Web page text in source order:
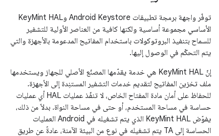
توفّر واجهة برمجة تطبيقات Android Keystore وKeyMint HAL
الأساسي مجموعة أساسية ولكنها كافية من العناصر الأولية للتشفير
للسماح بتنفيذ البروتوكولات باستخدام المفاتيح المدعومة بالأجهزة والتي
يتم التحكّم في الوصول إليها.
إنّ KeyMint HAL هي خدمة يقدّمها المصنّع الأصلي للجهاز ويستخدمها
ملف تخزين المفاتيح لتقديم خدمات التشفير المستنِدة إلى الأجهزة.
للحفاظ على أمان مادة المفتاح الخاص، لا تنفّذ عمليات HAL أي عمليات
حساسة في مساحة المستخدم، أو حتى في مساحة النواة. بدلاً من ذلك،
يفوّض KeyMint HAL الذي يتم تشغيله في Android العمليات
الحساسة إلى TA يتم تشغيله في نوع من البيئة الآمنة، عادةً عن طريق